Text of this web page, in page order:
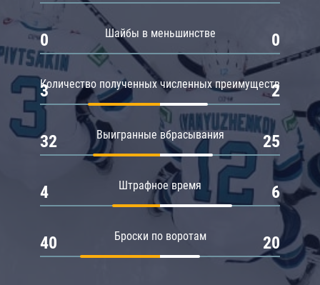
Шайбы в меньшинстве
0 0
Количество полученных численных преимуществ
3 2
Выигранные вбрасывания
32 25
Штрафное время
4 6
Броски по воротам
40 20